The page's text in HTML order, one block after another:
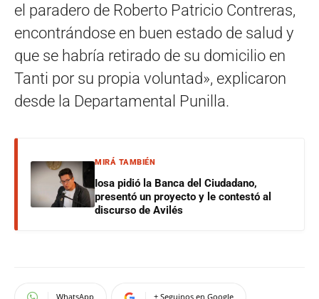
el paradero de Roberto Patricio Contreras,
encontrándose en buen estado de salud y
que se habría retirado de su domicilio en
Tanti por su propia voluntad», explicaron
desde la Departamental Punilla.
MIRÁ TAMBIÉN
Iosa pidió la Banca del Ciudadano,
presentó un proyecto y le contestó al
discurso de Avilés
WhatsApp + Seguinos en Google